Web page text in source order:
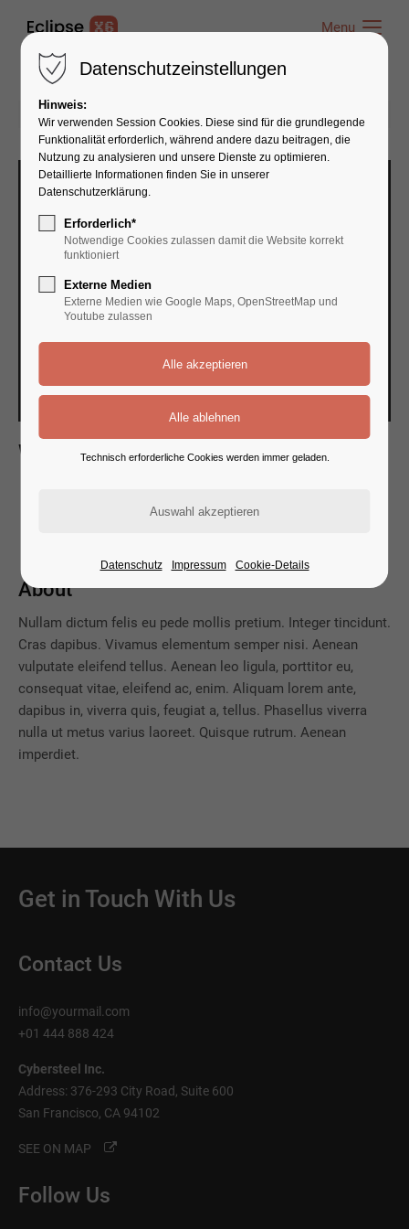
Menu
APPLE ROCKS
Whats new
elit. Aenean commodo ligula eget dolor. Aenean
About
Nullam dictum felis eu pede mollis pretium. Integer tincidunt.
Cras dapibus. Vivamus elementum semper nisi. Aenean
vulputate eleifend tellus. Aenean leo ligula, porttitor eu,
consequat vitae, eleifend ac, enim. Aliquam lorem ante,
dapibus in, viverra quis, feugiat a, tellus. Phasellus viverra
nulla ut metus varius laoreet. Quisque rutrum. Aenean
imperdiet.
Get in Touch With Us
Contact Us
info@yourmail.com
+01 444 888 424
Cybersteel Inc.
Address: 376-293 City Road, Suite 600
San Francisco, CA 94102
SEE ON MAP
Follow Us
Datenschutzeinstellungen
Hinweis:
Wir verwenden Session Cookies. Diese sind für die grundlegende
Funktionalität erforderlich, während andere dazu beitragen, die
Nutzung zu analysieren und unsere Dienste zu optimieren.
Detaillierte Informationen finden Sie in unserer
Datenschutzerklärung.
Erforderlich*
Notwendige Cookies zulassen damit die Website korrekt
funktioniert
Externe Medien
Externe Medien wie Google Maps, OpenStreetMap und
Youtube zulassen
Technisch erforderliche Cookies werden immer geladen.
Datenschutz Impressum Cookie-Details
Menu